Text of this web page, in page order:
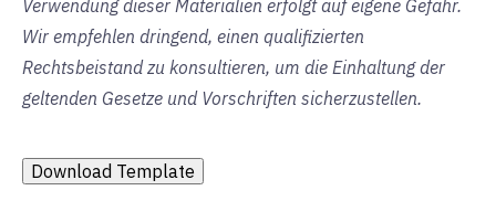
Verwendung dieser Materialien erfolgt auf eigene Gefahr.
Wir empfehlen dringend, einen qualifizierten
Rechtsbeistand zu konsultieren, um die Einhaltung der
geltenden Gesetze und Vorschriften sicherzustellen.
Download Template